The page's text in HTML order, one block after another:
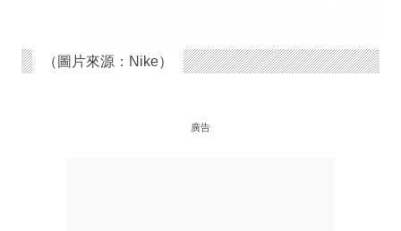
（圖片來源：Nike）
廣告